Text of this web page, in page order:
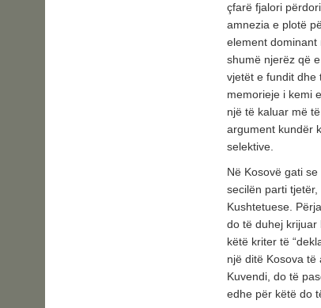
çfarë fjalori
amnezia e plotë
element dominant
shumë njerëz që
vjetët e fundit dhe
memorieje i kemi
një të kaluar më
argument kundër
selektive.
Në Kosovë gati
secilën parti
Kushtetuese.
do të duhej
këtë kriter të
një ditë Kosova
Kuvendi, do të
edhe për këtë do